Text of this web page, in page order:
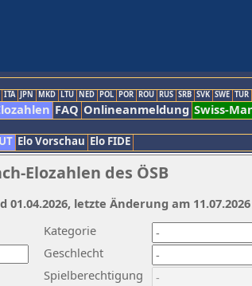
ITA JPN MKD LTU NED POL POR ROU RUS SRB SVK SWE TUR
FAQ Onlineanmeldung Swiss-
Elo Vorschau Elo FIDE
Elozahlen des ÖSB
Kategorie
Geschlecht
Spielberechtigung
01.04.2026, letzte Änderung am